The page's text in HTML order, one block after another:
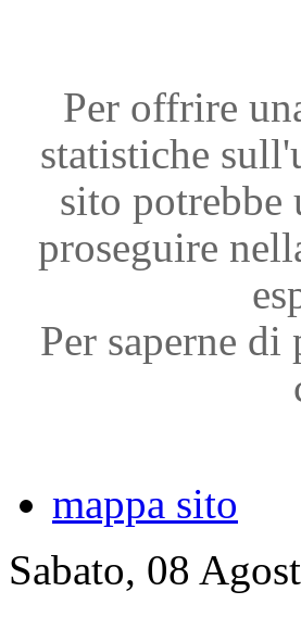
Per offrire
statistiche
sito potrebbe
proseguire
Per saperne
mappa sito
Sabato, 08